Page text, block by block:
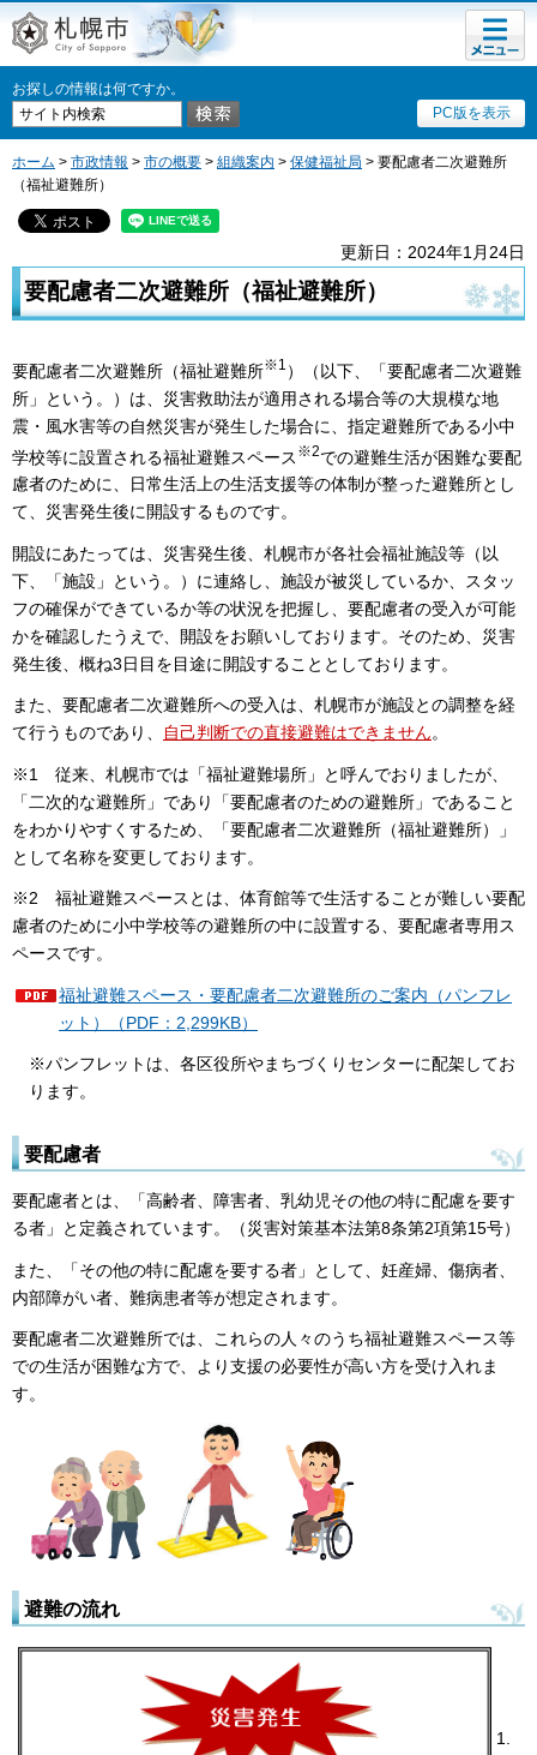
札幌市
お探しの情報は何ですか。
PC版を表示
メニュ
ー
ホーム > 市政情報 > 市の概要 > 組織案内 > 保健福祉局 > 要配慮者二次避難所
（福祉避難所）
更新日：2024年1月24日
要配慮者二次避難所（福祉避難所）
要配慮者二次避難所（福祉避難所※1 ）（以下、「要配慮者二次避難
所」という。）は、災害救助法が適用される場合等の大規模な地
震・風水害等の自然災害が発生した場合に、指定避難所である小中
学校等に設置される福祉避難スペース ※2での避難生活が困難な要配
慮者のために、日常生活上の生活支援等の体制が整った避難所とし
て、災害発生後に開設するものです。
開設にあたっては、災害発生後、札幌市が各社会福祉施設等（以
下、「施設」という。）に連絡し、施設が被災しているか、スタッ
フの確保ができているか等の状況を把握し、要配慮者の受入が可能
かを確認したうえで、開設をお願いしております。そのため、災害
発生後、概ね3日目を目途に開設することとしております。
また、要配慮者二次避難所への受入は、札幌市が施設との調整を経
て行うものであり、
自己判断での直接避難はできません。
※1 従来、札幌市では「福祉避難場所」と呼んでおりましたが、
「二次的な避難所」であり「要配慮者のための避難所」であること
をわかりやすくするため、「要配慮者二次避難所（福祉避難所）」
として名称を変更しております。
※2 福祉避難スペースとは、体育館等で生活することが難しい要配
慮者のために小中学校等の避難所の中に設置する、要配慮者専用ス
ペースです。
福祉避難スペース・要配慮者二次避難所のご案内（パンフレ
ット）（PDF：2,299KB）
※パンフレットは、各区役所やまちづくりセンターに配架してお
ります。
要配慮者
要配慮者とは、「高齢者、障害者、乳幼児その他の特に配慮を要す
る者」と定義されています。（災害対策基本法第8条第2項第15号）
また、「その他の特に配慮を要する者」として、妊産婦、傷病者、
内部障がい者、難病患者等が想定されます。
要配慮者二次避難所では、これらの人々のうち福祉避難スペース等
での生活が困難な方で、より支援の必要性が高い方を受け入れま
す。
避難の流れ
1.